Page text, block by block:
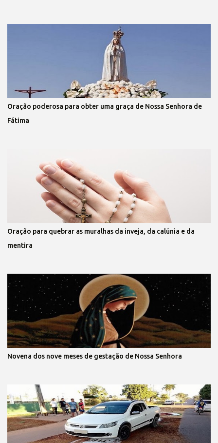
Oração poderosa para obter uma graça de Nossa Senhora de
Fátima
Oração para quebrar as muralhas da inveja, da calúnia e da
mentira
Novena dos nove meses de gestação de Nossa Senhora